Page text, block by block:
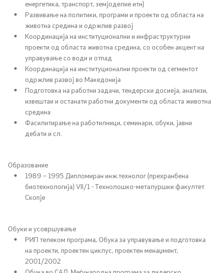
е-Портали
Проекти
Услуги
EXIM
ИСКЗ
Вода
Бучава
Природа
Воздух
енергетика, транспорт, земјоделие итн)
Развивање на политики, програми и проекти од областа на
животна средина и одржлив развој
Координација на институционални и инфраструктурни
проекти од областа животна средина, со особен акцент на
управување со води и отпад
Координација на институционални проекти од сегментот
одржлив развој во Македонија
Подготовка на работни задачи, тендерски досиеја, анализи,
извештаи и останати работни документи од областа животна
средина
Фасилитирање на работилници, семинари, обуки, јавни
дебати и сл.
Образование
1989 – 1995 Дипломиран инж.технолог (прехранбена
биотехнологија) VII/1 - Технолошко-металуршки факултет
Скопје
Обуки и усовршување
РИП телеком програма, Обука за управување и подготовка
на проекти, проектен циклус, проектен менаџмент,
2001/2002